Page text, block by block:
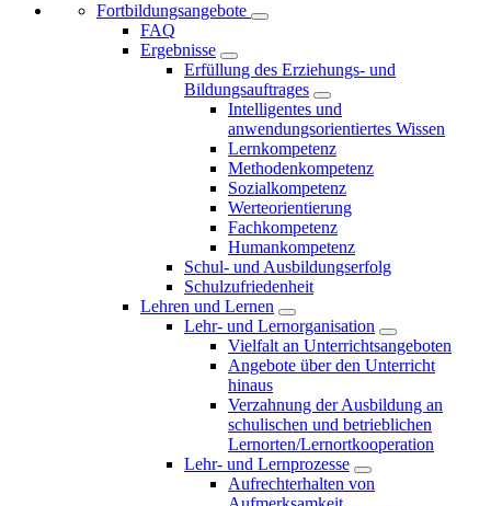
Fortbildungsangebote
FAQ
Ergebnisse
Erfüllung des Erziehungs- und
Bildungsauftrages
Intelligentes und
anwendungsorientiertes Wissen
Lernkompetenz
Methodenkompetenz
Sozialkompetenz
Werteorientierung
Fachkompetenz
Humankompetenz
Schul- und Ausbildungserfolg
Schulzufriedenheit
Lehren und Lernen
Lehr- und Lernorganisation
Vielfalt an Unterrichtsangeboten
Angebote über den Unterricht
hinaus
Verzahnung der Ausbildung an
schulischen und betrieblichen
Lernorten/Lernortkooperation
Lehr- und Lernprozesse
Aufrechterhalten von